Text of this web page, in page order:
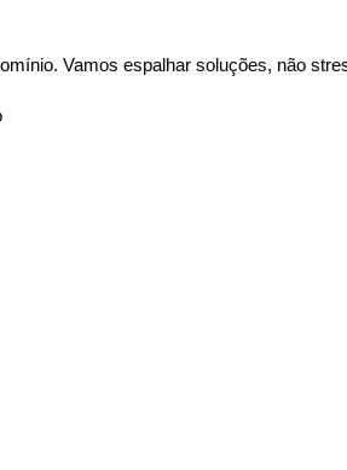
Vamos espalhar soluções, não